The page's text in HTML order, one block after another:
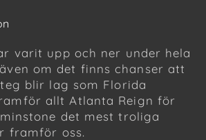
varit upp och ner under hela
om det finns chanser att
blir lag som Florida
allt Atlanta Reign för
det mest troliga
framför oss.